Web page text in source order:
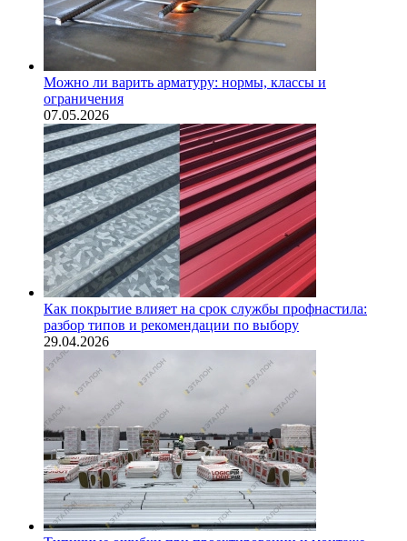
Можно ли варить арматуру: нормы, классы и
ограничения
07.05.2026
Как покрытие влияет на срок службы профнастила:
разбор типов и рекомендации по выбору
29.04.2026